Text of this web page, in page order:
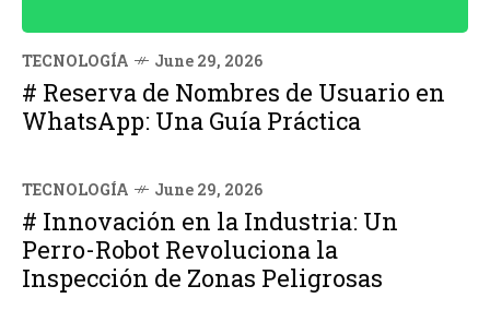
TECNOLOGÍA June 29, 2026
# Reserva de Nombres de Usuario en
WhatsApp: Una Guía Práctica
TECNOLOGÍA June 29, 2026
# Innovación en la Industria: Un
Perro-Robot Revoluciona la
Inspección de Zonas Peligrosas